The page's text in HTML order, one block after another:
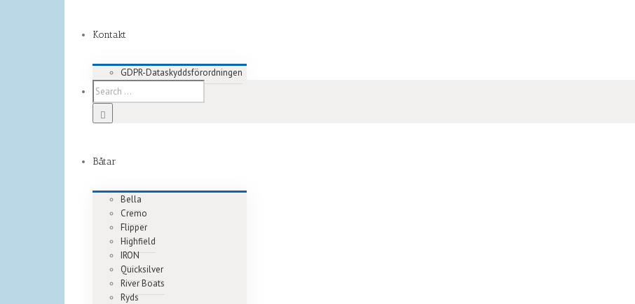
Kontakt
GDPR-Dataskyddsförordningen
Båtar
Bella
Cremo
Flipper
Highfield
IRON
Quicksilver
River Boats
Ryds